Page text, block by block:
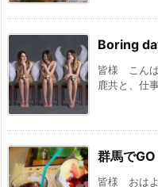
Boring
皆様 こん
鹿共と、仕
群馬で
皆様 おは